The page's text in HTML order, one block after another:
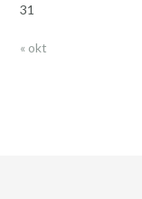
31
« okt